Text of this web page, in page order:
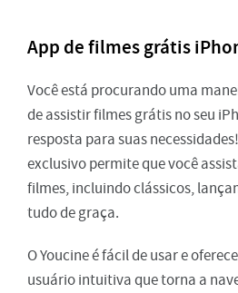
App de filmes grátis
Você está procurando uma
de assistir filmes grátis no seu
resposta para suas
exclusivo permite que você
filmes, incluindo clássicos,
tudo de graça.
O Youcine é fácil de usar e
usuário intuitiva que torna a